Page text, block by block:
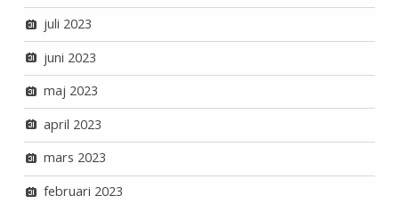
juli 2023
juni 2023
maj 2023
april 2023
mars 2023
februari 2023